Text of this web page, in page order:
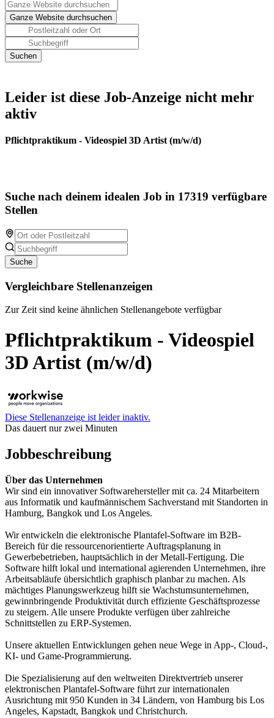
Leider ist diese Job-Anzeige nicht mehr
aktiv
Pflichtpraktikum - Videospiel 3D Artist (m/w/d)
Suche nach deinem idealen Job in 17319 verfügbare
Stellen
Suche
Vergleichbare Stellenanzeigen
Zur Zeit sind keine ähnlichen Stellenangebote verfügbar
Pflichtpraktikum - Videospiel
3D Artist (m/w/d)
Diese Stellenanzeige ist leider inaktiv.
Das dauert nur zwei Minuten
Jobbeschreibung
Über das Unternehmen
Wir sind ein innovativer Softwarehersteller mit ca. 24 Mitarbeitern
aus Informatik und kaufmännischem Sachverstand mit Standorten in
Hamburg, Bangkok und Los Angeles.
Wir entwickeln die elektronische Plantafel-Software im B2B-
Bereich für die ressourcenorientierte Auftragsplanung in
Gewerbebetrieben, hauptsächlich in der Metall-Fertigung. Die
Software hilft lokal und international agierenden Unternehmen, ihre
Arbeitsabläufe übersichtlich graphisch planbar zu machen. Als
mächtiges Planungswerkzeug hilft sie Wachstumsunternehmen,
gewinnbringende Produktivität durch effiziente Geschäftsprozesse
zu steigern. Alle unsere Produkte verfügen über zahlreiche
Schnittstellen zu ERP-Systemen.
Unsere aktuellen Entwicklungen gehen neue Wege in App-, Cloud-,
KI- und Game-Programmierung.
Die Spezialisierung auf den weltweiten Direktvertrieb unserer
elektronischen Plantafel-Software führt zur internationalen
Ausrichtung mit 950 Kunden in 34 Ländern, von Hamburg bis Los
Angeles, Kapstadt, Bangkok und Christchurch.